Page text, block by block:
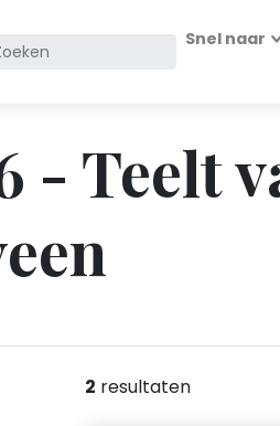
Snel naar
- Teelt
2 resultaten